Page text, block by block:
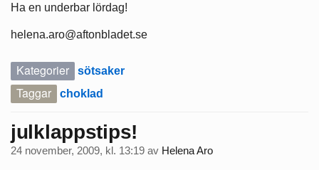
Ha en underbar lördag!
helena.aro@aftonbladet.se
Kategorier sötsaker
Taggar choklad
julklappstips!
24 november, 2009, kl. 13:19 av Helena Aro